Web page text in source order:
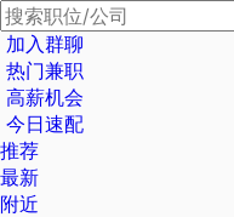
加入群聊
热门兼职
高薪机会
今日速配
推荐
最新
附近